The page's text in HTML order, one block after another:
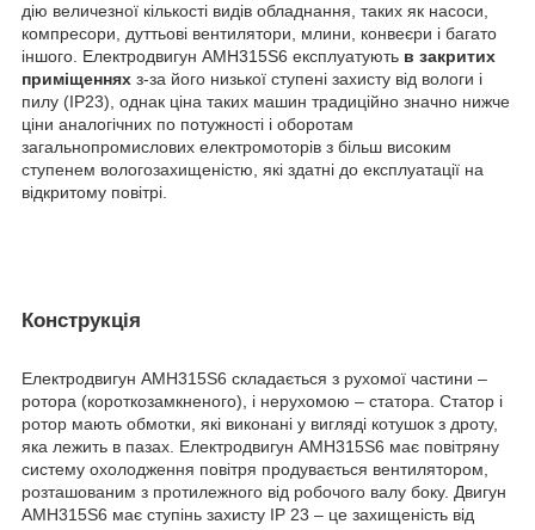
дію величезної кількості видів обладнання, таких як насоси,
компресори, дуттьові вентилятори, млини, конвеєри і багато
іншого. Електродвигун АМН315Ѕ6 експлуатують в закритих
приміщеннях з-за його низької ступені захисту від вологи і
пилу (IP23), однак ціна таких машин традиційно значно нижче
ціни аналогічних по потужності і оборотам
загальнопромислових електромоторів з більш високим
ступенем вологозахищеністю, які здатні до експлуатації на
відкритому повітрі.
Конструкція
Електродвигун АМН315Ѕ6 складається з рухомої частини –
ротора (короткозамкненого), і нерухомою – статора. Статор і
ротор мають обмотки, які виконані у вигляді котушок з дроту,
яка лежить в пазах. Електродвигун АМН315Ѕ6 має повітряну
систему охолодження повітря продувається вентилятором,
розташованим з протилежного від робочого валу боку. Двигун
АМН315Ѕ6 має ступінь захисту IP 23 – це захищеність від